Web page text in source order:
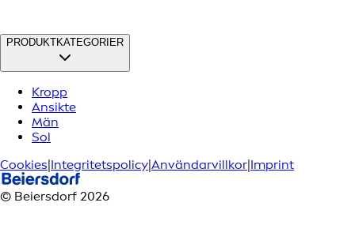
PRODUKTKATEGORIER
Kropp
Ansikte
Män
Sol
Cookies|Integritetspolicy|Användarvillkor|Imprint
© Beiersdorf 2026